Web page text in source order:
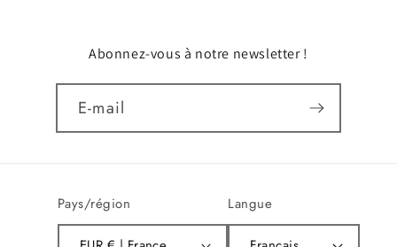
Abonnez-vous à notre newsletter !
E-mail
Pays/région Langue